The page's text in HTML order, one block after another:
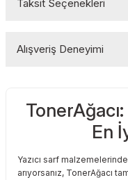
Taksit Seçenekleri
Alışveriş Deneyimi
En
Yazıcı sarf
arıyorsanız, TonerAğacı